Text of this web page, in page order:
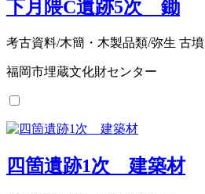
下月隈C遺跡5次 鋤
考古資料/木簡・木製品類/弥生 古墳
福岡市埋蔵文化財センター
四箇遺跡1次 建築材